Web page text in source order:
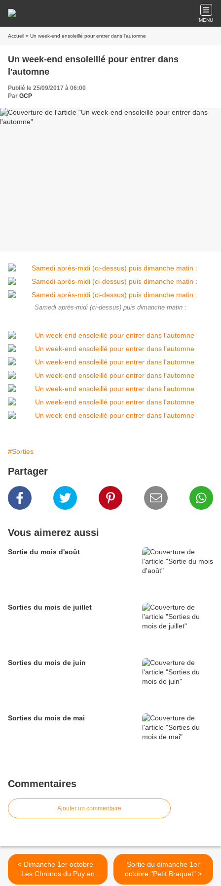
MENU
Accueil » Un week-end ensoleillé pour entrer dans l'automne
Un week-end ensoleillé pour entrer dans
l'automne
Publié le 25/09/2017 à 06:00
Par GCP
Samedi après-midi (ci-dessus) puis dimanche matin :
#Sorties
Partager
Vous aimerez aussi
Sortie du mois d'août
Sorties du mois de juillet
Sorties du mois de juin
Sorties du mois de mai
Commentaires
Ajouter un commentaire
< Dimanche 1er octobre -
Les Chronos du Puy en
Velay
Sortie du dimanche 1er
octobre "Petit Braquet" >